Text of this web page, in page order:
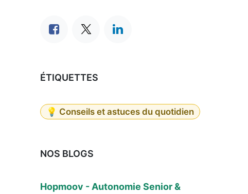
ÉTIQUETTES
💡 Conseils et astuces du quotidien
NOS BLOGS
Hopmoov - Autonomie Senior &